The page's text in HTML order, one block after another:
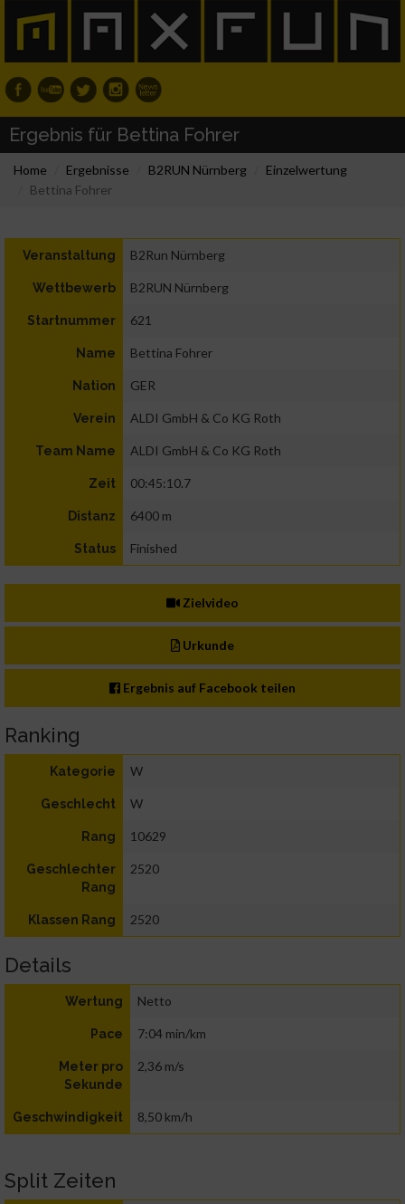
Ergebnis für Bettina Fohrer
Home Ergebnisse B2RUN Nürnberg
Einzelwertung
Bettina Fohrer
Veranstaltung B2Run Nürnberg
Wettbewerb B2RUN Nürnberg
Startnummer 621
Name Bettina Fohrer
Nation GER
Verein ALDI GmbH & Co KG Roth
Team Name ALDI GmbH & Co KG Roth
Zeit 00:45:10.7
Distanz 6400 m
Status Finished
Zielvideo
Urkunde
Ergebnis auf Facebook teilen
Ranking
Kategorie W
Geschlecht W
Rang 10629
Geschlechter
Rang
2520
Klassen Rang 2520
Details
Wertung Netto
Pace 7:04 min/km
Meter pro
Sekunde
2,36 m/s
Geschwindigkeit 8,50 km/h
Split Zeiten